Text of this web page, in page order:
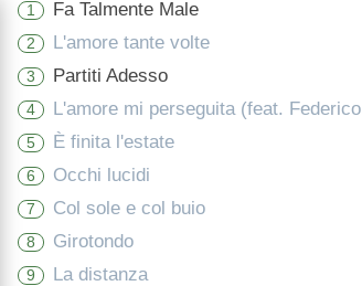
1 Fa Talmente Male
2 L'amore tante volte
3 Partiti Adesso
4 L'amore mi perseguita (feat. Federico Zampaglione)
5 È finita l'estate
6 Occhi lucidi
7 Col sole e col buio
8 Girotondo
9 La distanza